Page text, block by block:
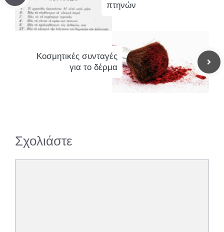
πτηνών
Κοσμητικές συνταγές
για το δέρμα
Σχολιάστε